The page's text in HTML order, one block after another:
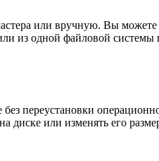
или вручную. Вы
из одной файловой
без переустановки
диске или изменять его